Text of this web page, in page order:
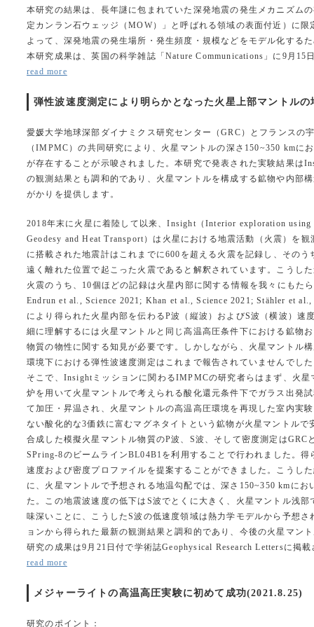
本研究の結果は、長年謎に包まれていた深発地震の発生メカニズム
定カンラン石ウェッジ（MOW）」と呼ばれる領域の表面付近）に
よって、深発地震の発生場所・発生頻度・規模などをモデル化する
本研究成果は、英国の科学雑誌「Nature Communications」に9月15
read more
弾性波速度測定により明らかとなった火星上部マントル
愛媛大学地球深部ダイナミクス研究センター（GRC）とフランスの
（IMPMC）の共同研究により、火星マントルの深さ150~350 kmに
が存在することが示唆されました。本研究で発表された実験結果は
の観測結果とも調和的であり、火星マントルを構成する鉱物や内部
がかりを提供します。
2018年末に火星に着陸して以来、Insight（Interior exploration
Geodesy and Heat Transport）は火星における地震活動（火震）を
に搭載された地震計はこれまでに600を超える火震を記録し、その
遠く離れた位置で起こった火震であると解釈されています。こうし
火震のうち、10個ほどの記録は火星内部に関する情報を我々にもた
Endrun et al., Science 2021; Khan et al., Science 2021; Stähler et
により得られた火星内部を伝わるP波（縦波）およびS波（横波）速
細に理解するには火星マントルと同じ高温高圧条件下における鉱物
物質の物性に関する知見が必要です。しかしながら、火星マントル
環境下における弾性波速度測定はこれまで報告されていませんでし
そこで、Insightミッションに関わるIMPMCの研究者らはまず、火
炉を用いて火星マントルで考えられる酸化還元条件下でガラス出発
て加圧・昇温され、火星マントルの高温高圧環境を再現した室内実
ない酸化的な3価鉄に富むマグネタイトという鉱物が火星マントル
合成した模擬火星マントル物質のP波、S波、そして密度測定は
SPring-8のビームラインBL04B1を利用することで行われました。
速度および密度プロファイルを提案することができました。こうし
に、火星マントルで予想される地温勾配では、深さ150~350 kmに
た。この地震波速度の低下はS波でとくに大きく、火星マントル浅
味深いことに、こうしたS波の低速度領域は熱力学モデルから予想
ョンから得られた最新の観測結果と調和的であり、今後の火星マン
研究の成果は9月21日付で学術誌Geophysical Research Lettersに掲
read more
メジャーライトの高温高圧実験に初めて成功(2021.8.25)
研究のポイント：